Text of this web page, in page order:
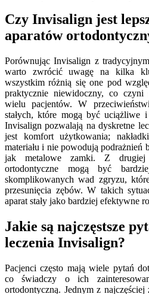
Czy Invisalign jest
aparatów
Porównując Invisalign z
warto zwrócić uwagę na kilka
wszystkim różnią się one pod
praktycznie niewidoczny, co
wielu pacjentów. W
stałych, które mogą być uciążliwe
Invisalign pozwalają na dyskretne
jest komfort użytkowania;
materiału i nie powodują podrażnień
jak metalowe zamki. Z drugiej
ortodontyczne mogą być
skomplikowanych wad zgryzu,
przesunięcia zębów. W takich
aparat stały jako bardziej efektywne
Jakie są najczęstsze
leczenia Invisalign?
Pacjenci często mają wiele pytań
co świadczy o ich
ortodontyczną. Jednym z